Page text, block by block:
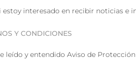
estoy interesado en recibir noticias e
Y CONDICIONES
leído y entendido Aviso de